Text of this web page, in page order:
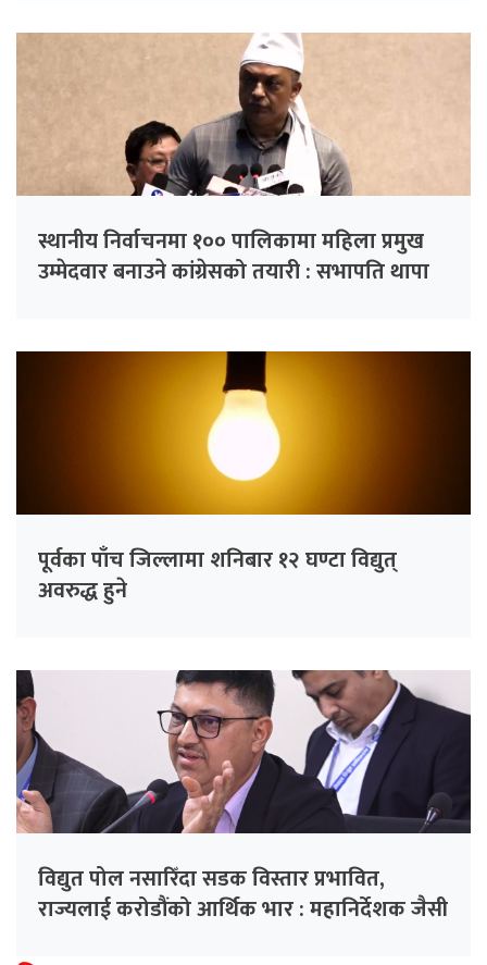
स्थानीय निर्वाचनमा १०० पालिकामा महिला प्रमुख
उम्मेदवार बनाउने कांग्रेसको तयारी : सभापति थापा
पूर्वका पाँच जिल्लामा शनिबार १२ घण्टा विद्युत्
अवरुद्ध हुने
विद्युत पोल नसारिँदा सडक विस्तार प्रभावित,
राज्यलाई करोडौंको आर्थिक भार : महानिर्देशक जैसी